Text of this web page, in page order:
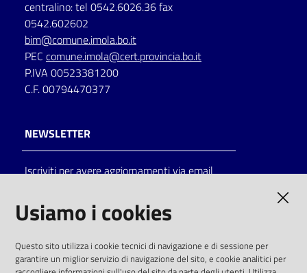
Catalogo
on line
Eventi
Chiedi al
bibliotecario
centralino: tel 0542.6026.36 fax
0542.602602
bim@comune.imola.bo.it
PEC comune.imola@cert.provincia.bo.it
P.IVA 00523381200
C.F. 00794470377
NEWSLETTER
Iscriviti per avere aggiornamenti via email
solo alle condizioni previste dalla direttiva
comunitaria 2003/98/CE e dal d.lgs. 36/2006
Usiamo i cookies
Questo sito utilizza i cookie tecnici di navigazione e di sessione per
garantire un miglior servizio di navigazione del sito, e cookie analitici per